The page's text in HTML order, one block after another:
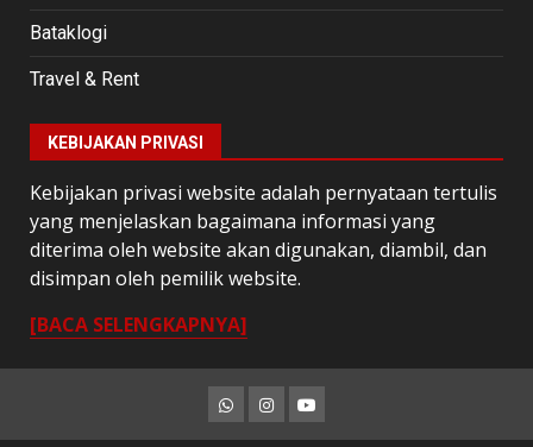
Bataklogi
Travel & Rent
KEBIJAKAN PRIVASI
Kebijakan privasi website adalah pernyataan tertulis
yang menjelaskan bagaimana informasi yang
diterima oleh website akan digunakan, diambil, dan
disimpan oleh pemilik website.
[BACA SELENGKAPNYA]
Whatsapp
Instagram
Youtube